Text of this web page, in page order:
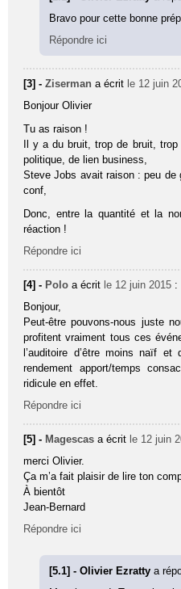
Bravo pour cette bonne
Répondre ici
[3] -Ziserman a écrit le 12 juin
Bonjour Olivier
Tu as raison !
Il y a du bruit, trop de bruit,
politique, de lien business,
Steve Jobs avait raison : peu de
conf,
Donc, entre la quantité et la
réaction !
Répondre ici
[4] - Polo a écrit le 12 juin 2015 :
Bonjour,
Peut-être pouvons-nous juste
profitent vraiment tous ces
l’auditoire d’être moins naïf
rendement apport/temps
ridicule en effet.
Répondre ici
[5] - Magescas a écrit le 12 juin
merci Olivier.
Ça m’a fait plaisir de lire ton
À bientôt
Jean-Bernard
Répondre ici
[5.1] - Olivier Ezrattya